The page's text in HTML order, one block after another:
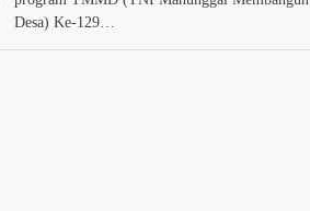
Desa) Ke-129…